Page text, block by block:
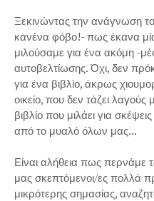
Ξεκινώντας την ανάγνωση
κανένα φόβο!- πως έκανα
μιλούσαμε για ένα ακόμη -
αυτοβελτίωσης. Όχι, δεν
για ένα βιβλίο, άκρως
οικείο, που δεν τάζει
βιβλίο που μιλάει για
από το μυαλό όλων μας...
Είναι αλήθεια πως περνάμε
μας σκεπτόμενοι/ες πολλά
μικρότερης σημασίας,